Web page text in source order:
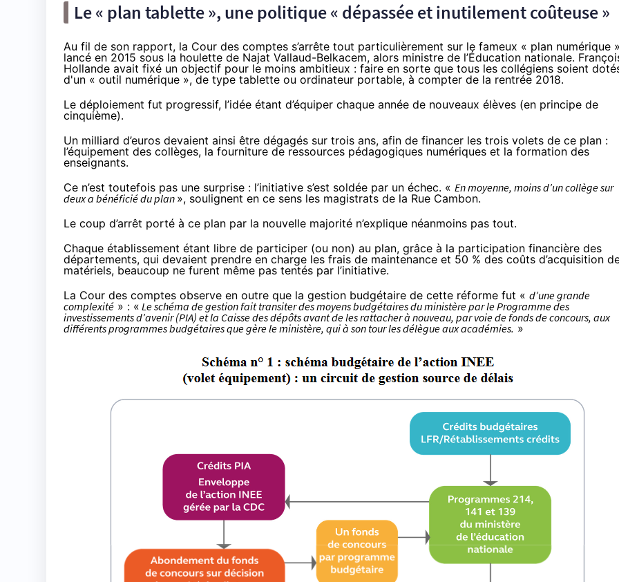
Le « plan tablette », une politique « dépassée et inutilement coûteuse »
Au fil de son rapport, la Cour des comptes s’arrête tout particulièrement sur le fameux « plan numérique
lancé en 2015 sous la houlette de Najat Vallaud-Belkacem, alors ministre de l’Éducation nationale.
Hollande avait fixé un objectif pour le moins ambitieux : faire en sorte que tous les collégiens soient
d'un « outil numérique », de type tablette ou ordinateur portable, à compter de la rentrée 2018.
Le déploiement fut progressif, l’idée étant d’équiper chaque année de nouveaux élèves (en principe de
cinquième).
Un milliard d’euros devaient ainsi être dégagés sur trois ans, afin de financer les trois volets de ce plan :
l’équipement des collèges, la fourniture de ressources pédagogiques numériques et la formation des
enseignants.
Ce n’est toutefois pas une surprise : l’initiative s’est soldée par un échec. « En moyenne, moins d’un collège sur
deux a bénéficié du plan », soulignent en ce sens les magistrats de la Rue Cambon.
Le coup d’arrêt porté à ce plan par la nouvelle majorité n’explique néanmoins pas tout.
Chaque établissement étant libre de participer (ou non) au plan, grâce à la participation financière des
départements, qui devaient prendre en charge les frais de maintenance et 50 % des coûts d’acquisition
matériels, beaucoup ne furent même pas tentés par l’initiative.
La Cour des comptes observe en outre que la gestion budgétaire de cette réforme fut « d’une grande
complexité » : « Le schéma de gestion fait transiter des moyens budgétaires du ministère par le Programme des
investissements d’avenir (PIA) et la Caisse des dépôts avant de les rattacher à nouveau, par voie de fonds de concours, aux
différents programmes budgétaires que gère le ministère, qui à son tour les délègue aux académies. »